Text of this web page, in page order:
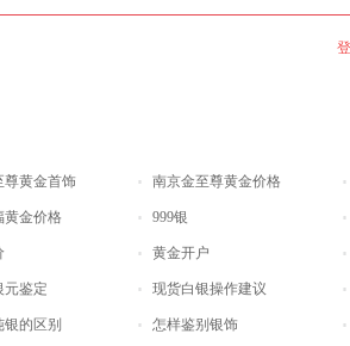
尊黄金首饰 南京金至尊黄金价格
黄金价格 999银
黄金开户
元鉴定 现货白银操作建议
的区别 怎样鉴别银饰